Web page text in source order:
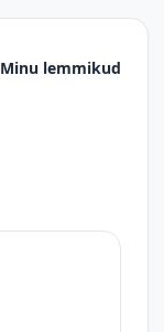
Minu lemmikud